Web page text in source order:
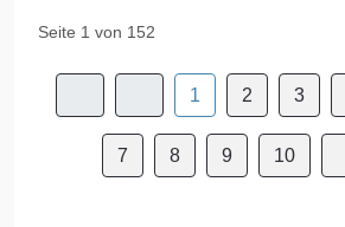
Seite 1 von 152
1 2 3
7 8 9 10